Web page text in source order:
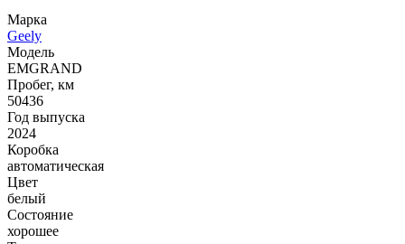
Марка
Geely
Модель
EMGRAND
Пробег, км
50436
Год выпуска
2024
Коробка
автоматическая
Цвет
белый
Состояние
хорошее